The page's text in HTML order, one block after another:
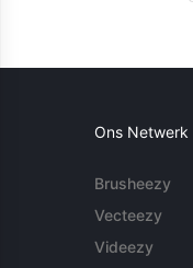
Ons Netwerk
Brusheezy
Vecteezy
Videezy